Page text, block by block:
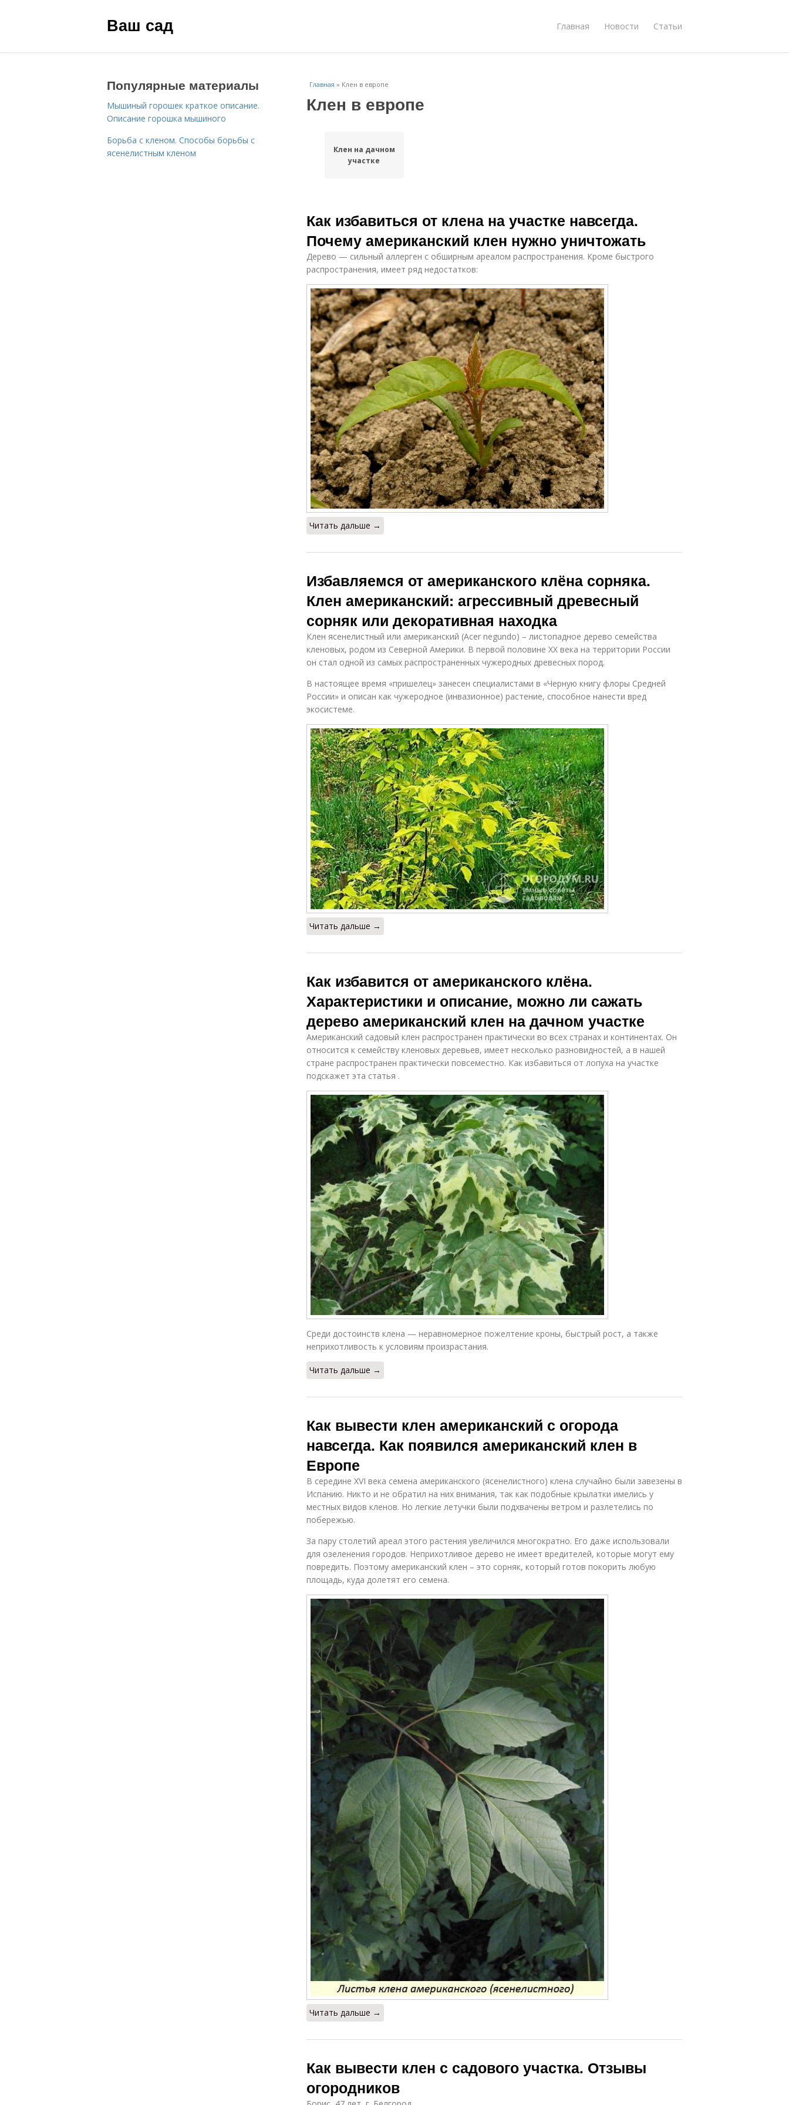
Ваш сад Главная Новости Статьи
Главная » Клен в европе
Клен в европе
Клен на дачном
участке
Как избавиться от клена на участке навсегда.
Почему американский клен нужно уничтожать
Дерево — сильный аллерген с обширным ареалом распространения. Кроме быстрого
распространения, имеет ряд недостатков:
Читать дальше →
Избавляемся от американского клёна сорняка.
Клен американский: агрессивный древесный
сорняк или декоративная находка
Клен ясенелистный или американский (Acer negundo) – листопадное дерево семейства
кленовых, родом из Северной Америки. В первой половине XX века на территории России
он стал одной из самых распространенных чужеродных древесных пород.
В настоящее время «пришелец» занесен специалистами в «Черную книгу флоры Средней
России» и описан как чужеродное (инвазионное) растение, способное нанести вред
экосистеме.
Читать дальше →
Как избавится от американского клёна.
Характеристики и описание, можно ли сажать
дерево американский клен на дачном участке
Американский садовый клен распространен практически во всех странах и континентах. Он
относится к семейству кленовых деревьев, имеет несколько разновидностей, а в нашей
стране распространен практически повсеместно. Как избавиться от лопуха на участке
подскажет эта статья .
Среди достоинств клена — неравномерное пожелтение кроны, быстрый рост, а также
неприхотливость к условиям произрастания.
Читать дальше →
Как вывести клен американский с огорода
навсегда. Как появился американский клен в
Европе
В середине XVI века семена американского (ясенелистного) клена случайно были завезены в
Испанию. Никто и не обратил на них внимания, так как подобные крылатки имелись у
местных видов кленов. Но легкие летучки были подхвачены ветром и разлетелись по
побережью.
За пару столетий ареал этого растения увеличился многократно. Его даже использовали
для озеленения городов. Неприхотливое дерево не имеет вредителей, которые могут ему
повредить. Поэтому американский клен – это сорняк, который готов покорить любую
площадь, куда долетят его семена.
Читать дальше →
Как вывести клен с садового участка. Отзывы
огородников
Популярные материалы
Мышиный горошек краткое описание.
Описание горошка мышиного
Борьба с кленом. Способы борьбы с
ясенелистным кленом